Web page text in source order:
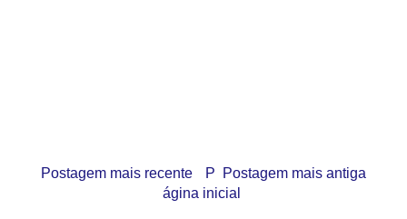
Postagem mais recente Postagem mais antiga
P
ágina inicial